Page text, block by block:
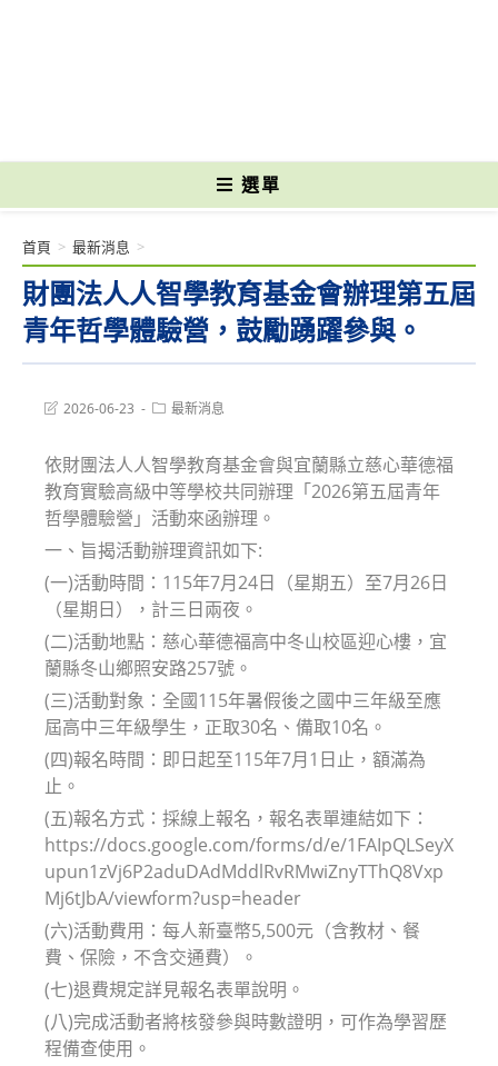
選單
財團法人人智學教育基金會辦理第五屆
青年哲學體驗營，鼓勵踴躍參與。
首頁 > 最新消息 >
Post2026-06-23
Post最新消息
依財團法人人智學教育基金會與宜蘭縣立慈心華德福
教育實驗高級中等學校共同辦理「2026第五屆青年
哲學體驗營」活動來函辦理。
一、旨揭活動辦理資訊如下:
(一)活動時間：115年7月24日（星期五）至7月26日
（星期日），計三日兩夜。
(二)活動地點：慈心華德福高中冬山校區迎心樓，宜
蘭縣冬山鄉照安路257號。
(三)活動對象：全國115年暑假後之國中三年級至應
屆高中三年級學生，正取30名、備取10名。
(四)報名時間：即日起至115年7月1日止，額滿為
止。
(五)報名方式：採線上報名，報名表單連結如下：
https://docs.google.com/forms/d/e/1FAIpQLSeyX
upun1zVj6P2aduDAdMddlRvRMwiZnyTThQ8Vxp
Mj6tJbA/viewform?usp=header
(六)活動費用：每人新臺幣5,500元（含教材、餐
費、保險，不含交通費）。
(七)退費規定詳見報名表單說明。
(八)完成活動者將核發參與時數證明，可作為學習歷
程備查使用。